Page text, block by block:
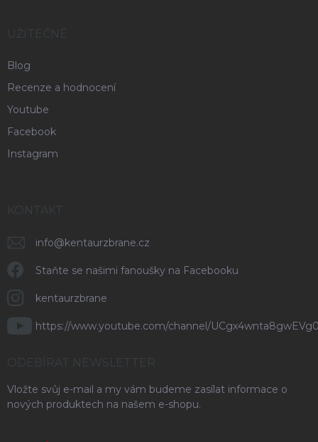
UŽITEČNÉ
Blog
Recenze a hodnocení
Youtube
Facebook
Instagram
KONTAKT
info@kentaurzbrane.cz
Staňte se našimi fanoušky na Facebooku
kentaurzbrane
https://www.youtube.com/channel/
ODEBÍRAT NEWSLETTER
Vložte svůj e-mail a my vám budeme zasílat informace o
nových produktech na našem e-shopu.